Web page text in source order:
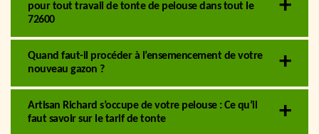
pour tout travail de tonte de pelouse dans tout le
72600
Quand faut-il procéder à l’ensemencement de votre
nouveau gazon ?
Artisan Richard s’occupe de votre pelouse : Ce qu’il
faut savoir sur le tarif de tonte